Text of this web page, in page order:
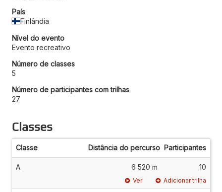
País
Finlândia
Nível do evento
Evento recreativo
Número de classes
5
Número de participantes com trilhas
27
Classes
Classe Distância do percurso Participantes
A 6 520 m 10
Ver Adicionar trilha